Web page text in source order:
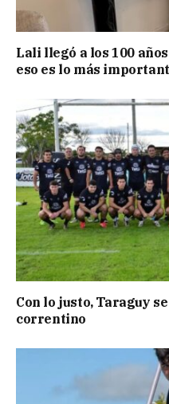
Lali llegó a los 100
eso es lo más
Con lo justo, Taraguy
correntino